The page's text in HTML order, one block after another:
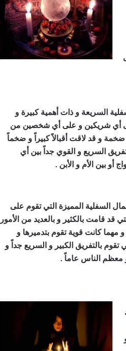
السريعة و ذات أهمية كبيرة و
على أي شريكين و على أي شخصين من
و قد لاقت أقبالاً كبيراً و ضخماً
السريع و القوي جداً بين أي
بين الأم و الأبن .
السفلية المميزة التي تقوم على
قد قامت بالكثير و بالعديد من الأمور
مهما كانت قوية تقوم بتدميرها و
بالتفريق الكبير و السريع جداً و
معظم الناس عاماً .